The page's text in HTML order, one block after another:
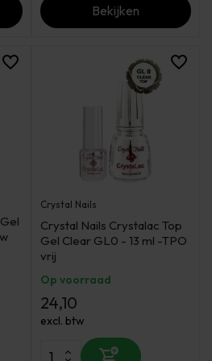
Bekijken
Crystal Nails
Crystal Nails Crystalac Top
Gel Clear GL0 - 13 ml -TPO
vrij
Op voorraad
24,10
excl. btw